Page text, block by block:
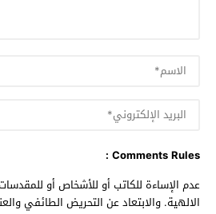
Comments Rules :
عدم الإساءة للكاتب أو للأشخاص أو
الالهية. والابتعاد عن التحريض الطائفي